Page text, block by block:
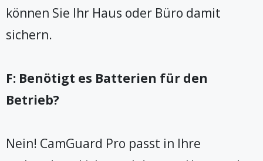
können Sie Ihr Haus oder Büro damit
sichern.
F: Benötigt es Batterien für den
Betrieb?
Nein! CamGuard Pro passt in Ihre